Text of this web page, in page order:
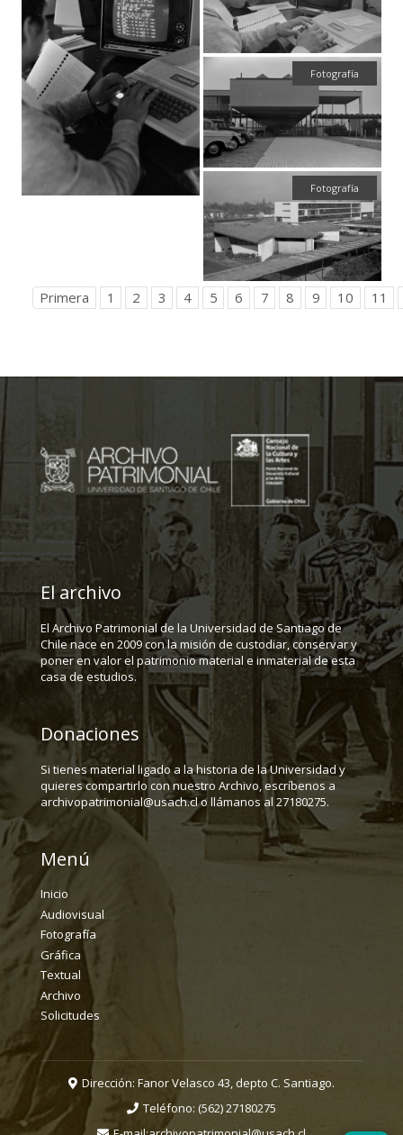
Fotografía
Fotografía
Primera 1 2 3 4 5 6 7 8 9 10 11
El archivo
El Archivo Patrimonial de la Universidad de Santiago de
Chile nace en 2009 con la misión de custodiar, conservar y
poner en valor el patrimonio material e inmaterial de esta
casa de estudios.
Donaciones
Si tienes material ligado a la historia de la Universidad y
quieres compartirlo con nuestro Archivo, escríbenos a
archivopatrimonial@usach.cl o llámanos al 27180275.
Menú
Inicio
Audiovisual
Fotografía
Gráfica
Textual
Archivo
Solicitudes
Dirección: Fanor Velasco 43, depto C. Santiago.
Teléfono: (562) 27180275